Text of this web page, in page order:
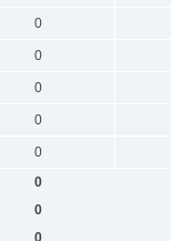
0
0
0
0
0
0
0
0